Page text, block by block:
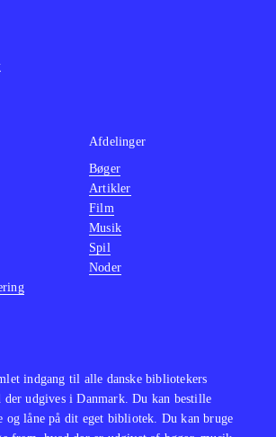
indgang til alle danske bibliotekers
udgives i Danmark. Du kan bestille
og låne på dit eget bibliotek. Du kan bruge
Afdelinger
Bøger
Artikler
Film
Musik
Spil
Noder